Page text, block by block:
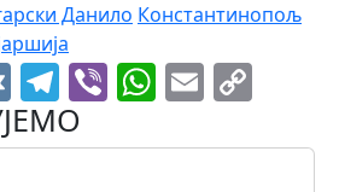
Данило Константинопољ
VK Telegram
Viber Email